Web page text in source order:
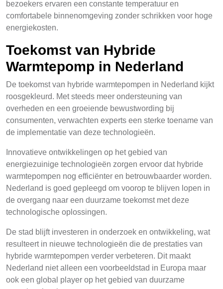
bezoekers ervaren een constante temperatuur en
comfortabele binnenomgeving zonder schrikken voor hoge
energiekosten.
Toekomst van Hybride
Warmtepomp in Nederland
De toekomst van hybride warmtepompen in Nederland kijkt
roosgekleurd. Met steeds meer ondersteuning van
overheden en een groeiende bewustwording bij
consumenten, verwachten experts een sterke toename van
de implementatie van deze technologieën.
Innovatieve ontwikkelingen op het gebied van
energiezuinige technologieën zorgen ervoor dat hybride
warmtepompen nog efficiënter en betrouwbaarder worden.
Nederland is goed gepleegd om voorop te blijven lopen in
de overgang naar een duurzame toekomst met deze
technologische oplossingen.
De stad blijft investeren in onderzoek en ontwikkeling, wat
resulteert in nieuwe technologieën die de prestaties van
hybride warmtepompen verder verbeteren. Dit maakt
Nederland niet alleen een voorbeeldstad in Europa maar
ook een global player op het gebied van duurzame